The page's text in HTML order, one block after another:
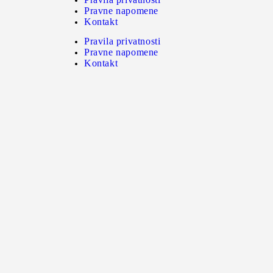
Pravne napomene
Kontakt
Pravila privatnosti
Pravne napomene
Kontakt